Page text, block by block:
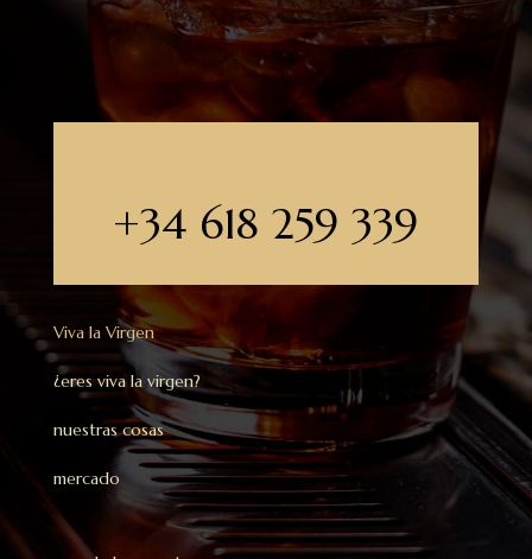
+34 618 259 339
Viva la Virgen
¿eres viva la virgen?
nuestras cosas
mercado